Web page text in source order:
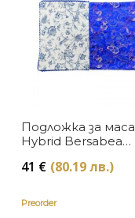
Подложка за маса
Hybrid Bersabea
41 € (80.19 лв.)
Preorder